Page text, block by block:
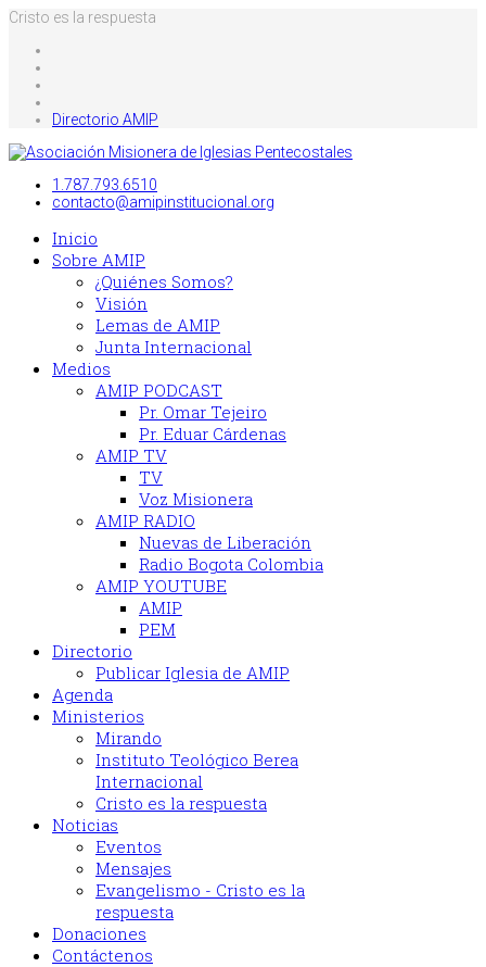
Cristo es la respuesta
Directorio AMIP
1.787.793.6510
contacto@amipinstitucional.org
Inicio
Sobre AMIP
¿Quiénes Somos?
Visión
Lemas de AMIP
Junta Internacional
Medios
AMIP PODCAST
Pr. Omar Tejeiro
Pr. Eduar Cárdenas
AMIP TV
TV
Voz Misionera
AMIP RADIO
Nuevas de Liberación
Radio Bogota Colombia
AMIP YOUTUBE
AMIP
PEM
Directorio
Publicar Iglesia de AMIP
Agenda
Ministerios
Mirando
Instituto Teológico Berea
Internacional
Cristo es la respuesta
Noticias
Eventos
Mensajes
Evangelismo - Cristo es la
respuesta
Donaciones
Contáctenos